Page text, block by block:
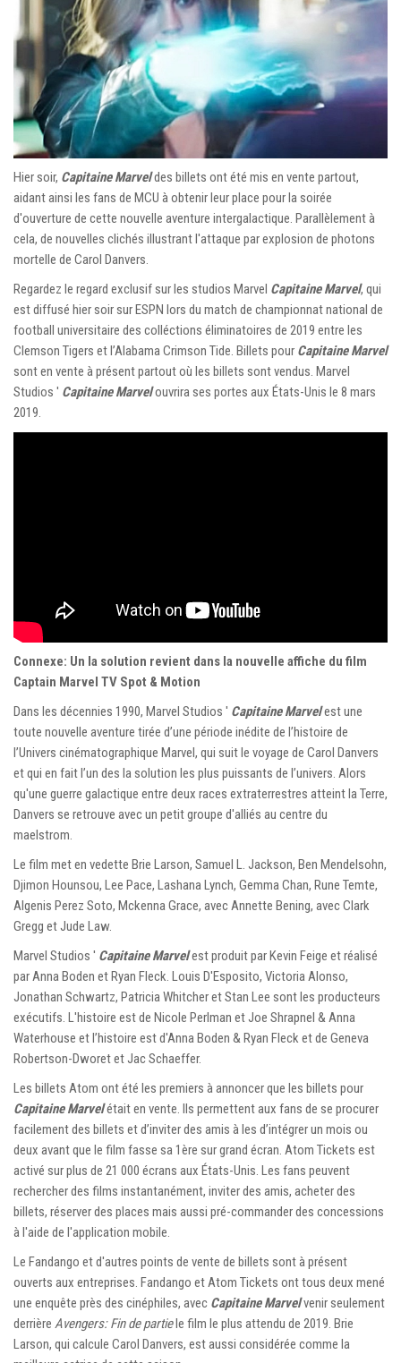
Hier soir, Capitaine Marveldes billets ont été mis en vente partout,
aidant ainsi les fans de MCU à obtenir leur place pour la soirée
d'ouverture de cette nouvelle aventure intergalactique. Parallèlement à
cela, de nouvelles clichés illustrant l'attaque par explosion de photons
mortelle de Carol Danvers.
Regardez le regard exclusif sur les studios Marvel Capitaine Marvel, qui
est diffusé hier soir sur ESPN lors du match de championnat national de
football universitaire des colléctions éliminatoires de 2019 entre les
Clemson Tigers et l’Alabama Crimson Tide. Billets pour Capitaine Marvel
sont en vente à présent partout où les billets sont vendus. Marvel
Studios ' Capitaine Marvelouvrira ses portes aux États-Unis le 8 mars
2019.
Connexe: Un la solution revient dans la nouvelle affiche du film
Captain Marvel TV Spot & Motion
Dans les décennies 1990, Marvel Studios ' Capitaine Marvelest une
toute nouvelle aventure tirée d’une période inédite de l’histoire de
l’Univers cinématographique Marvel, qui suit le voyage de Carol Danvers
et qui en fait l’un des la solution les plus puissants de l’univers. Alors
qu'une guerre galactique entre deux races extraterrestres atteint la Terre,
Danvers se retrouve avec un petit groupe d'alliés au centre du
maelstrom.
Le film met en vedette Brie Larson, Samuel L. Jackson, Ben Mendelsohn,
Djimon Hounsou, Lee Pace, Lashana Lynch, Gemma Chan, Rune Temte,
Algenis Perez Soto, Mckenna Grace, avec Annette Bening, avec Clark
Gregg et Jude Law.
Marvel Studios ' Capitaine Marvelest produit par Kevin Feige et réalisé
par Anna Boden et Ryan Fleck. Louis D'Esposito, Victoria Alonso,
Jonathan Schwartz, Patricia Whitcher et Stan Lee sont les producteurs
exécutifs. L'histoire est de Nicole Perlman et Joe Shrapnel & Anna
Waterhouse et l’histoire est d'Anna Boden & Ryan Fleck et de Geneva
Robertson-Dworet et Jac Schaeffer.
Les billets Atom ont été les premiers à annoncer que les billets pour
Capitaine Marvelétait en vente. Ils permettent aux fans de se procurer
facilement des billets et d’inviter des amis à les d’intégrer un mois ou
deux avant que le film fasse sa 1ère sur grand écran. Atom Tickets est
activé sur plus de 21 000 écrans aux États-Unis. Les fans peuvent
rechercher des films instantanément, inviter des amis, acheter des
billets, réserver des places mais aussi pré-commander des concessions
à l'aide de l'application mobile.
Le Fandango et d'autres points de vente de billets sont à présent
ouverts aux entreprises. Fandango et Atom Tickets ont tous deux mené
une enquête près des cinéphiles, avec Capitaine Marvelvenir seulement
derrière Avengers: Fin de partiele film le plus attendu de 2019. Brie
Larson, qui calcule Carol Danvers, est aussi considérée comme la